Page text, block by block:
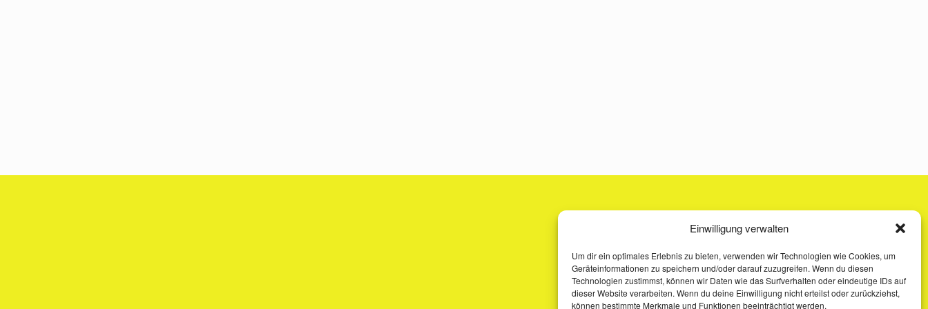
Einwilligung verwalten
Um dir ein optimales Erlebnis zu bieten, verwenden wir Technologien wie Cookies, um
Geräteinformationen zu speichern und/oder darauf zuzugreifen. Wenn du diesen
Technologien zustimmst, können wir Daten wie das Surfverhalten oder eindeutige IDs auf
dieser Website verarbeiten. Wenn du deine Einwilligung nicht erteilst oder zurückziehst,
können bestimmte Merkmale und Funktionen beeinträchtigt werden.